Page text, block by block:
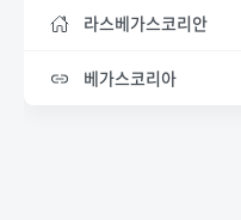
라스베가스코리안
베가스코리아